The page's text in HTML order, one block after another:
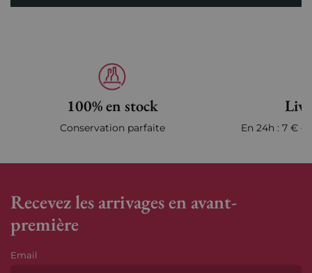
100% en stock
Conservation parfaite En 24h : 7 €
Recevez les arrivages en avant-
première
Email